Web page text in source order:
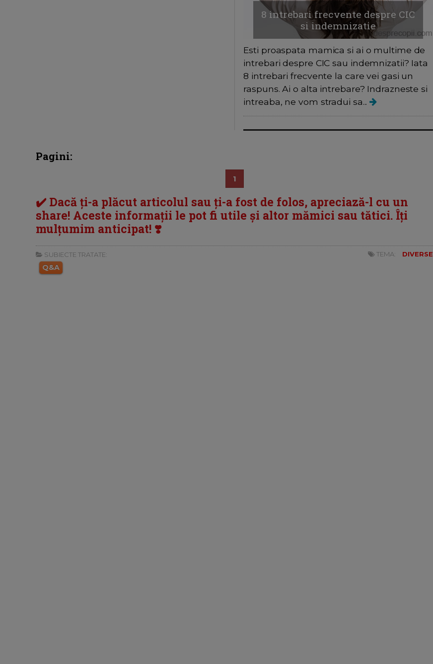
8 intrebari frecvente despre CIC
si indemnizatie
Esti proaspata mamica si ai o multime de
intrebari despre CIC sau indemnizatii? Iata
8 intrebari frecvente la care vei gasi un
raspuns. Ai o alta intrebare? Indrazneste si
intreaba, ne vom stradui sa...
Pagini:
1
✔️ Dacă ți-a plăcut articolul sau ți-a fost de folos, apreciază-l cu un
share! Aceste informații le pot fi utile și altor mămici sau tătici. Îți
mulțumim anticipat! ❣️
SUBIECTE TRATATE:
Q&A
TEMA: DIVERSE